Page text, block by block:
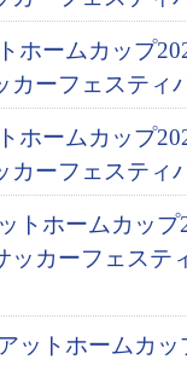
ホームカップ
カーフェスティ
ホームカップ
カーフェスティ
トホームカッ
ッカーフェステ
ットホームカ